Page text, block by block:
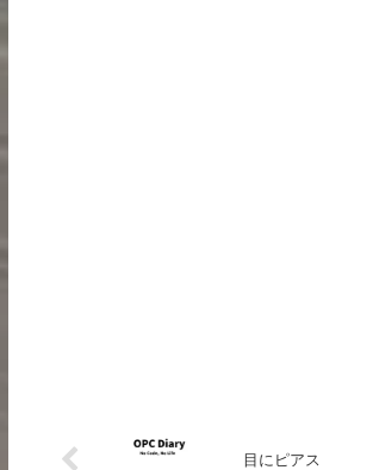
目にピアス